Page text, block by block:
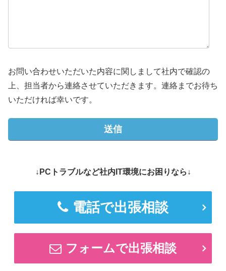
お問い合わせいただいた内容に関しまして社内で確認の
上、担当者から連絡させていただきます。連絡までお待ち
いただければ幸いです。
↓PCトラブルなど社内IT環境にお困りなら↓
電話で出張相談
フォームで出張相談